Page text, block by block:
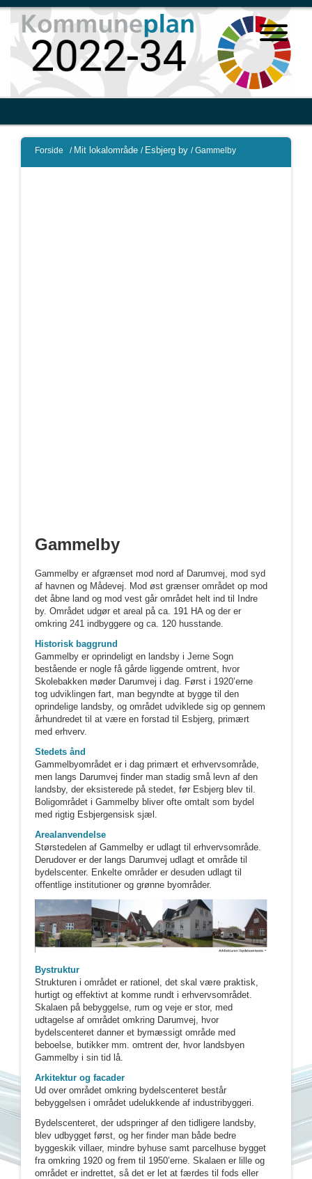
Forside / Mit lokalområde / Esbjerg by / Gammelby
Gammelby
Gammelby er afgrænset mod nord af Darumvej, mod syd
af havnen og Mådevej. Mod øst grænser området op mod
det åbne land og mod vest går området helt ind til Indre
by. Området udgør et areal på ca. 191 HA og der er
omkring 241 indbyggere og ca. 120 husstande.
Historisk baggrund
Gammelby er oprindeligt en landsby i Jerne Sogn
bestående er nogle få gårde liggende omtrent, hvor
Skolebakken møder Darumvej i dag. Først i 1920’erne
tog udviklingen fart, man begyndte at bygge til den
oprindelige landsby, og området udviklede sig op gennem
århundredet til at være en forstad til Esbjerg, primært
med erhverv.
Stedets ånd
Gammelbyområdet er i dag primært et erhvervsområde,
men langs Darumvej finder man stadig små levn af den
landsby, der eksisterede på stedet, før Esbjerg blev til.
Boligområdet i Gammelby bliver ofte omtalt som bydel
med rigtig Esbjergensisk sjæl.
Arealanvendelse
Størstedelen af Gammelby er udlagt til erhvervsområde.
Derudover er der langs Darumvej udlagt et område til
bydelscenter. Enkelte områder er desuden udlagt til
offentlige institutioner og grønne byområder.
Bystruktur
Strukturen i området er rationel, det skal være praktisk,
hurtigt og effektivt at komme rundt i erhvervsområdet.
Skalaen på bebyggelse, rum og veje er stor, med
udtagelse af området omkring Darumvej, hvor
bydelscenteret danner et bymæssigt område med
beboelse, butikker mm. omtrent der, hvor landsbyen
Gammelby i sin tid lå.
Arkitektur og facader
Ud over området omkring bydelscenteret består
bebyggelsen i området udelukkende af industribyggeri.
Bydelscenteret, der udspringer af den tidligere landsby,
blev udbygget først, og her finder man både bedre
byggeskik villaer, mindre byhuse samt parcelhuse bygget
fra omkring 1920 og frem til 1950’erne. Skalaen er lille og
området er indrettet, så det er let at færdes til fods eller